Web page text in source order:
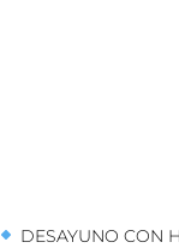
DESAYUNO CON